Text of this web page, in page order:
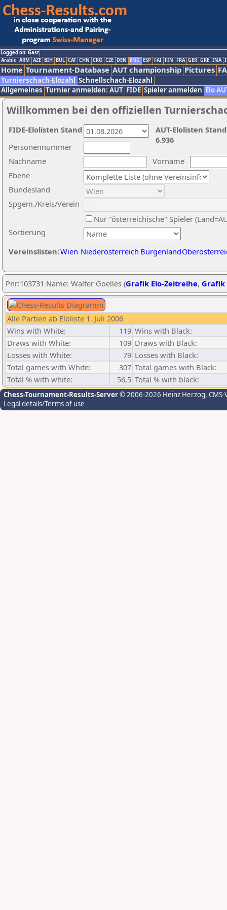
Logged on: Gast
Arabic ARM AZE BIH BUL CAT CHN CRO CZE DEN ENG ESP FAI FIN FRA GER GRE INA
Home Tournament-Database AUT championship Pictures
Turnierschach-Elozahl Schnellschach-Elozahl
Allgemeines Turnier anmelden: AUT FIDE Spieler anmelden Elo
Willkommen bei den offiziellen
Nachname
Vorname
Ebene
Sortierung
Personennummer
Bundesland
Spgem./Kreis/Verein
Nur "österreichische" Spieler
Vereinslisten:Wien Niederösterreich Burgenland
AUT-Elolisten
6.936
FIDE-Elolisten Stand
Pnr:103731 Name: Walter Goelles (Grafik Elo-Zeitreihe, Grafik
Alle Partien ab Eloliste 1. Juli 2006
Wins with White:
119 Wins with Black:
Draws with White:
109 Draws with Black:
Losses with White:
79 Losses with Black:
Total games with White:
307 Total games with Black:
Total % with white:
56,5 Total % with black:
Chess-Tournament-Results-Server© 2006-2026 Heinz Herzog,
Legal details/Terms of use